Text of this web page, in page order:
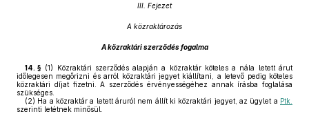
III. Fejezet
A közraktározás
A közraktári szerződés fogalma
14. § (1)
Közraktári szerződés alapján a közraktár köteles a nála letett árut
időlegesen megőrizni és arról közraktári jegyet kiállítani, a letevő pedig köteles
közraktári díjat fizetni. A szerződés érvényességéhez annak írásba foglalása
szükséges.
(2) Ha a közraktár a letett áruról nem állít ki közraktári jegyet, az ügylet a Ptk.
szerinti letétnek minősül.